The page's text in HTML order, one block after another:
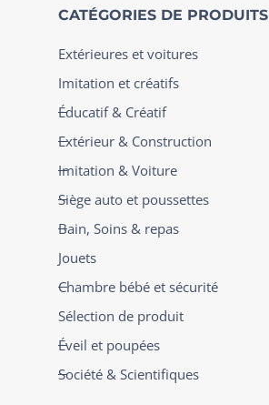
CATÉGORIES DE PRODUITS
Extérieures et voitures
Imitation et créatifs
Éducatif & Créatif
Extérieur & Construction
Imitation & Voiture
Siège auto et poussettes
Bain, Soins & repas
Jouets
Chambre bébé et sécurité
Sélection de produit
Éveil et poupées
Société & Scientifiques